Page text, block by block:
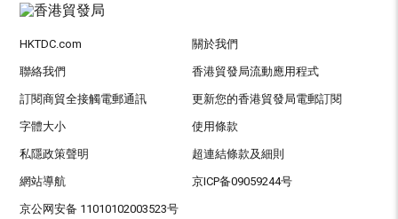
HKTDC.com 關於我們
聯絡我們 香港貿發局流動應用程式
訂閱商貿全接觸電郵通訊 更新您的香港貿發局電郵訂閱
字體大小 使用條款
私隱政策聲明 超連結條款及細則
網站導航 京ICP备09059244号
京公网安备 11010102003523号